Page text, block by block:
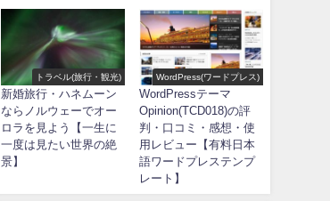
トラベル(旅行・観光)
新婚旅行・ハネムーン
ならノルウェーでオー
ロラを見よう【一生に
一度は見たい世界の絶
景】
WordPress(ワードプレス)
WordPressテーマ
Opinion(TCD018)の評
判・口コミ・感想・使
用レビュー【有料日本
語ワードプレステンプ
レート】